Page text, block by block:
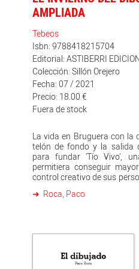
AMPLIADA
Tebeos
Isbn: 9788418215704
Editorial: ASTIBERRI
Colección: Sillón Orejero
Fecha: 07 / 2021
Precio: 18.00 €
Fuera de stock
La vida en Bruguera con la
telón de fondo y la salida
para fundar 'Tío Vivo',
permitiera conseguir
control creativo de sus
franquista, es el marco y la
una historieta corta de seis
carteles realizados con los
Roca, Paco